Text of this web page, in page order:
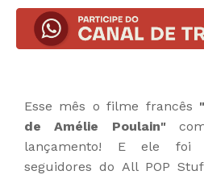
Esse mês o filme francês
de Amélie Poulain"
lançamento! E ele foi
seguidores do All POP